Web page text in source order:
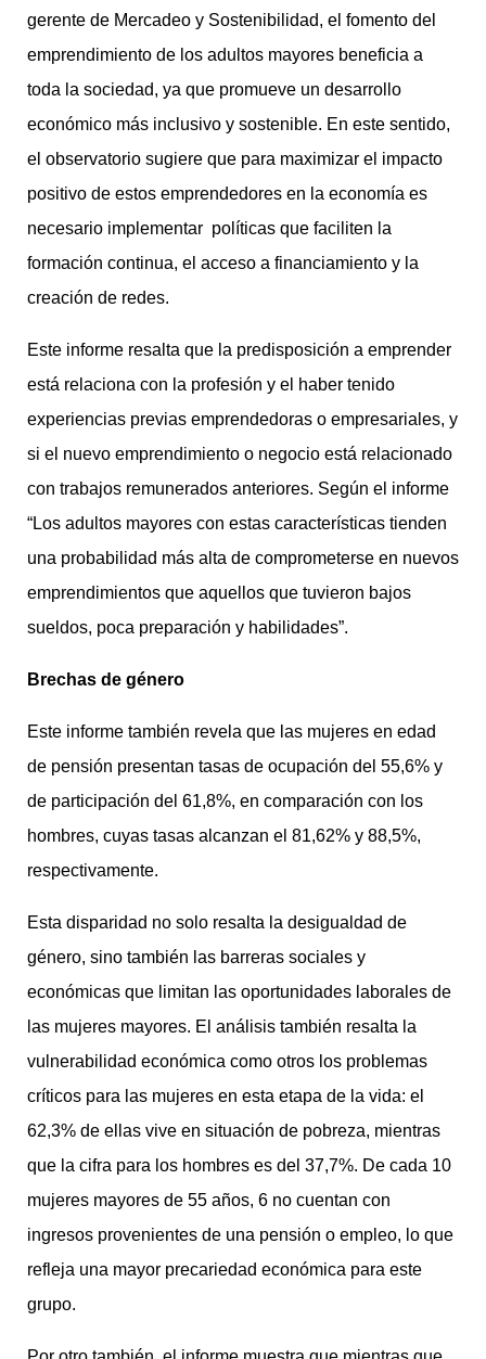
gerente de Mercadeo y Sostenibilidad, el fomento del
emprendimiento de los adultos mayores beneficia a
toda la sociedad, ya que promueve un desarrollo
económico más inclusivo y sostenible. En este sentido,
el observatorio sugiere que para maximizar el impacto
positivo de estos emprendedores en la economía es
necesario implementar políticas que faciliten la
formación continua, el acceso a financiamiento y la
creación de redes.
Este informe resalta que la predisposición a emprender
está relaciona con la profesión y el haber tenido
experiencias previas emprendedoras o empresariales, y
si el nuevo emprendimiento o negocio está relacionado
con trabajos remunerados anteriores. Según el informe
“Los adultos mayores con estas características tienden
una probabilidad más alta de comprometerse en nuevos
emprendimientos que aquellos que tuvieron bajos
sueldos, poca preparación y habilidades”.
Brechas de género
Este informe también revela que las mujeres en edad
de pensión presentan tasas de ocupación del 55,6% y
de participación del 61,8%, en comparación con los
hombres, cuyas tasas alcanzan el 81,62% y 88,5%,
respectivamente.
Esta disparidad no solo resalta la desigualdad de
género, sino también las barreras sociales y
económicas que limitan las oportunidades laborales de
las mujeres mayores. El análisis también resalta la
vulnerabilidad económica como otros los problemas
críticos para las mujeres en esta etapa de la vida: el
62,3% de ellas vive en situación de pobreza, mientras
que la cifra para los hombres es del 37,7%. De cada 10
mujeres mayores de 55 años, 6 no cuentan con
ingresos provenientes de una pensión o empleo, lo que
refleja una mayor precariedad económica para este
grupo.